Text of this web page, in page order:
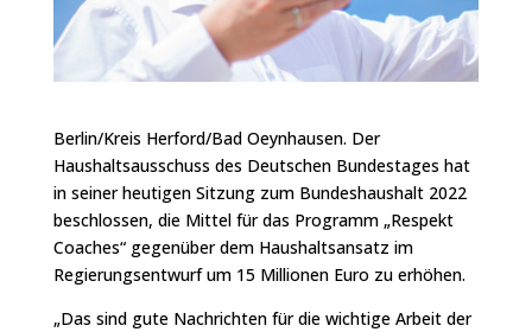
Berlin/Kreis Herford/Bad Oeynhausen. Der
Haushaltsausschuss des Deutschen Bundestages hat
in seiner heutigen Sitzung zum Bundeshaushalt 2022
beschlossen, die Mittel für das Programm „Respekt
Coaches“ gegenüber dem Haushaltsansatz im
Regierungsentwurf um 15 Millionen Euro zu erhöhen.
„Das sind gute Nachrichten für die wichtige Arbeit der